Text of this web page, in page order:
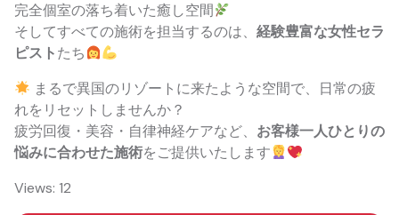
完全個室の落ち着いた癒し空間
そしてすべての施術を担当するのは、 経験豊富な女性セラ
ピストたち
まるで異国のリゾートに来たような空間で、日常の疲
れをリセットしませんか？
疲労回復・美容・自律神経ケアなど、 お客様一人ひとりの
悩みに合わせた施術をご提供いたします
Views: 12